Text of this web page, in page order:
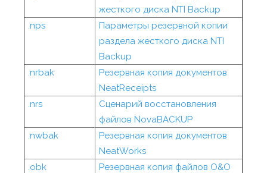
жесткого диска NTI Backup
.nps
Параметры резервной копии
раздела жесткого диска NTI
Backup
.nrbak
Резервная копия документов
NeatReceipts
.nrs
Сценарий восстановления
файлов NovaBACKUP
.nwbak
Резервная копия документов
NeatWorks
.obk
Резервная копия файлов O&O